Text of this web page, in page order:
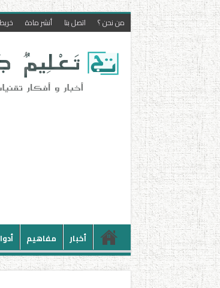
من نحن ؟ اتصل بنا أنشر مادة
أخبار مفاهيم